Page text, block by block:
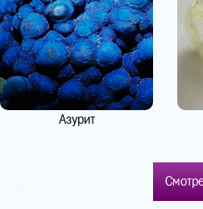
Азурит